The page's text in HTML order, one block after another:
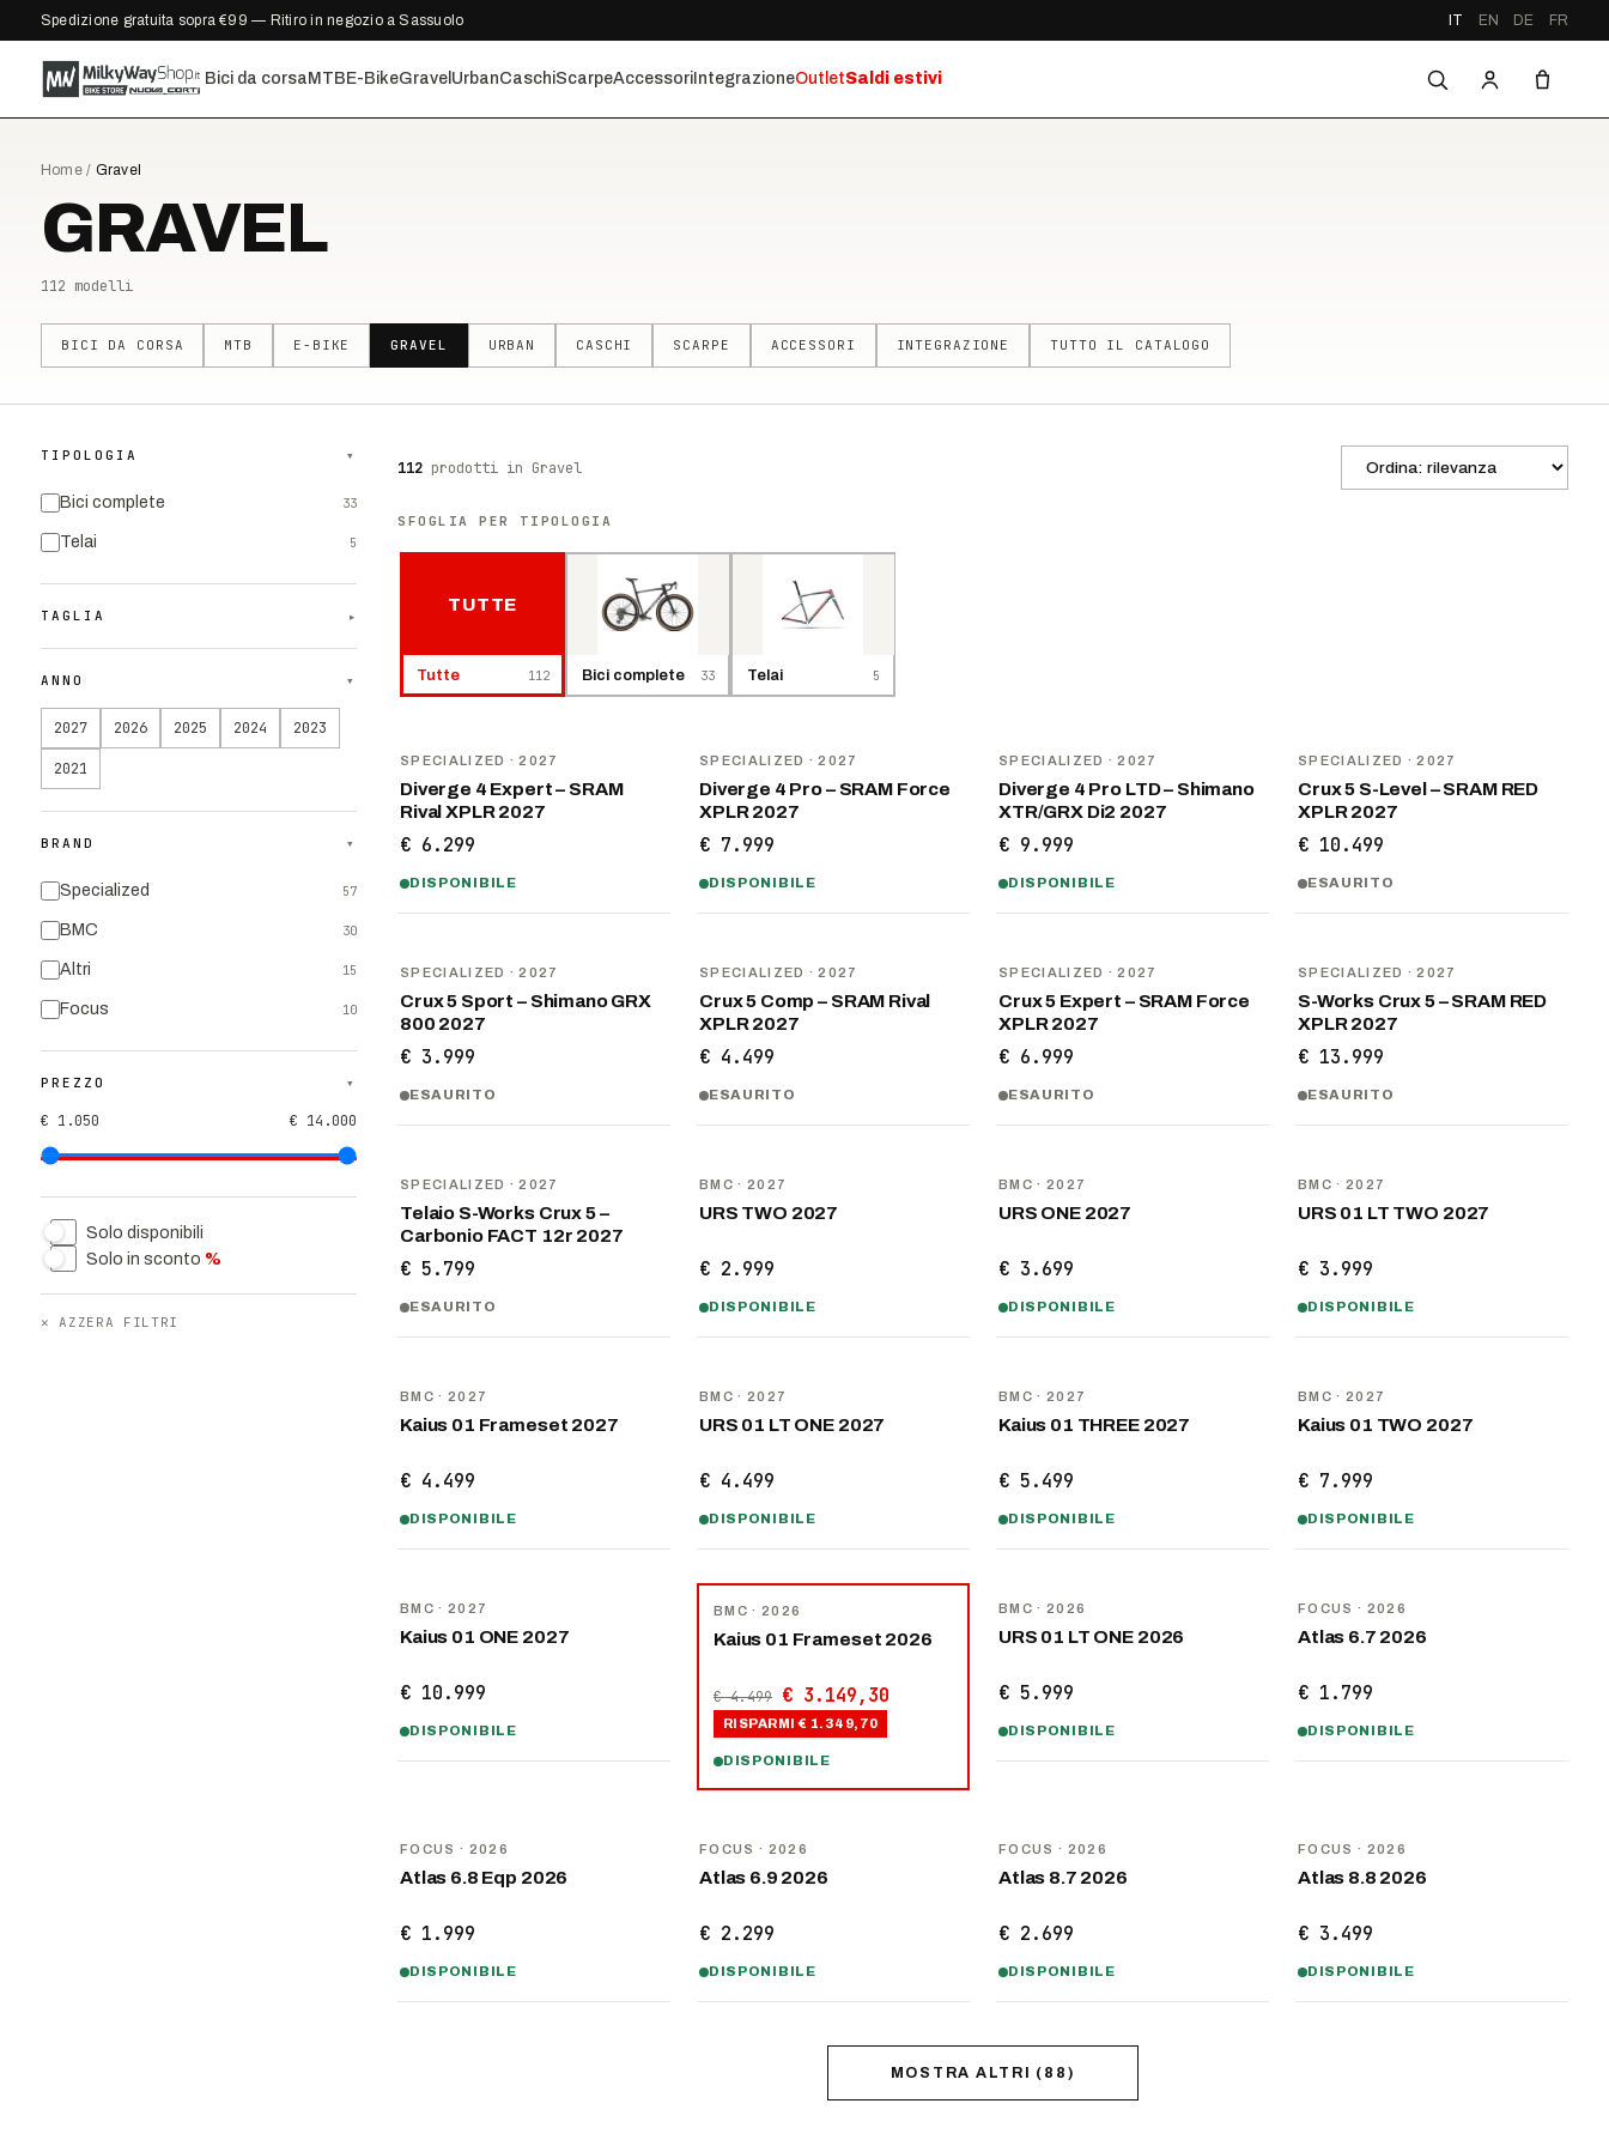
Spedizione gratuita sopra €99 — Ritiro in negozio a Sassuolo IT EN DE FR
Bici da corsa MTB E-BikeGravel UrbanCaschiScarpeAccessoriIntegrazioneOutletSaldi estivi
Home/ Gravel
GRAVEL
112 modelli
BICI DA CORSA MTB E-BIKE GRAVEL URBAN CASCHI SCARPE ACCESSORI INTEGRAZIONE TUTTO IL CATALOGO
TIPOLOGIA ▾
Bici complete 33
Telai 5
TAGLIA ▾
ANNO ▾
2027 2026 2025 2024 2023
2021
BRAND ▾
Specialized 57
BMC 30
Altri 15
Focus 10
PREZZO ▾
€ 1.050 € 14.000
Solo disponibili
Solo in sconto %
✕AZZERA FILTRI
112 prodotti in Gravel
SFOGLIA PER TIPOLOGIA
TUTTE
Tutte 112 Bici complete 33 Telai 5
SPECIALIZED · 2027
Diverge 4 Expert – SRAM
Rival XPLR 2027
€ 6.299
DISPONIBILE
SPECIALIZED · 2027
Diverge 4 Pro – SRAM Force
XPLR 2027
€ 7.999
DISPONIBILE
SPECIALIZED · 2027
Diverge 4 Pro LTD – Shimano
XTR/GRX Di2 2027
€ 9.999
DISPONIBILE
SPECIALIZED · 2027
Crux 5 S-Level – SRAM RED
XPLR 2027
€ 10.499
ESAURITO
SPECIALIZED · 2027
Crux 5 Sport – Shimano GRX
800 2027
€ 3.999
ESAURITO
SPECIALIZED · 2027
Crux 5 Comp – SRAM Rival
XPLR 2027
€ 4.499
ESAURITO
SPECIALIZED · 2027
Crux 5 Expert – SRAM Force
XPLR 2027
€ 6.999
ESAURITO
SPECIALIZED · 2027
S-Works Crux 5 – SRAM RED
XPLR 2027
€ 13.999
ESAURITO
SPECIALIZED · 2027
Telaio S-Works Crux 5 –
Carbonio FACT 12r 2027
€ 5.799
ESAURITO
BMC · 2027
URS TWO 2027
€ 2.999
DISPONIBILE
BMC · 2027
URS ONE 2027
€ 3.699
DISPONIBILE
BMC · 2027
URS 01 LT TWO 2027
€ 3.999
DISPONIBILE
BMC · 2027
Kaius 01 Frameset 2027
€ 4.499
DISPONIBILE
BMC · 2027
URS 01 LT ONE 2027
€ 4.499
DISPONIBILE
BMC · 2027
Kaius 01 THREE 2027
€ 5.499
DISPONIBILE
BMC · 2027
Kaius 01 TWO 2027
€ 7.999
DISPONIBILE
BMC · 2027
Kaius 01 ONE 2027
€ 10.999
DISPONIBILE
BMC · 2026
Kaius 01 Frameset 2026
€ 4.499 € 3.149,30
RISPARMI € 1.349,70
DISPONIBILE
BMC · 2026
URS 01 LT ONE 2026
€ 5.999
DISPONIBILE
FOCUS · 2026
Atlas 6.7 2026
€ 1.799
DISPONIBILE
FOCUS · 2026
Atlas 6.8 Eqp 2026
€ 1.999
DISPONIBILE
FOCUS · 2026
Atlas 6.9 2026
€ 2.299
DISPONIBILE
FOCUS · 2026
Atlas 8.7 2026
€ 2.699
DISPONIBILE
FOCUS · 2026
Atlas 8.8 2026
€ 3.499
DISPONIBILE
MOSTRA ALTRI ( 88 )